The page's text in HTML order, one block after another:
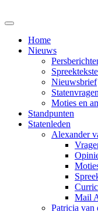
Home
Nieuws
Nieuwsbrief
Statenvragen
Moties en
Standpunten
Statenleden
Alexander
Mail
Patricia van